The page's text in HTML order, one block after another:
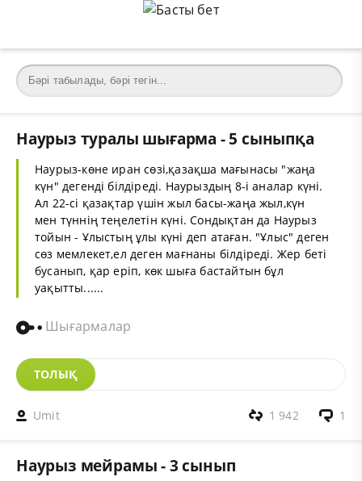
Наурыз туралы шығарма - 5 сыныпқа
Наурыз-көне иран сөзі,қазақша мағынасы "жаңа
күн" дегенді білдіреді. Наурыздың 8-і аналар күні.
Ал 22-сі қазақтар үшін жыл басы-жаңа жыл,күн
мен түннің теңелетін күні. Сондықтан да Наурыз
тойын - Ұлыстың ұлы күні деп атаған. "Ұлыс" деген
сөз мемлекет,ел деген мағнаны білдіреді. Жер беті
бусанып, қар еріп, көк шыға бастайтын бұл
уақытты......
Шығармалар
ТОЛЫҚ
Umit 1
1 942
Наурыз мейрамы - 3 сынып